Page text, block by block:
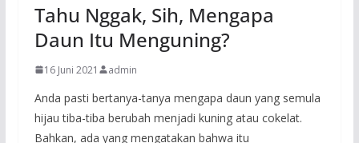
Tahu Nggak, Sih, Mengapa
Daun Itu Menguning?
16 Juni 2021 admin
Anda pasti bertanya-tanya mengapa daun yang semula
hijau tiba-tiba berubah menjadi kuning atau cokelat.
Bahkan, ada yang mengatakan bahwa itu